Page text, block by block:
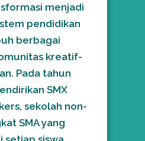
menjadi
pendidikan
berbagai
kreatif-
Pada tahun
SMX
sekolah non-
SMA yang